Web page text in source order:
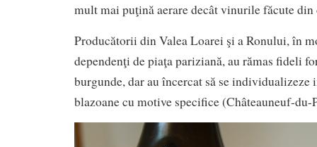
mult mai puţină aerare decât vinurile făcute din
Producătorii din Valea Loarei şi a Ronului, în
dependenţi de piaţa pariziană, au rămas fideli
burgunde, dar au încercat să se individualizeze
blazoane cu motive specifice (Châteauneuf-du-